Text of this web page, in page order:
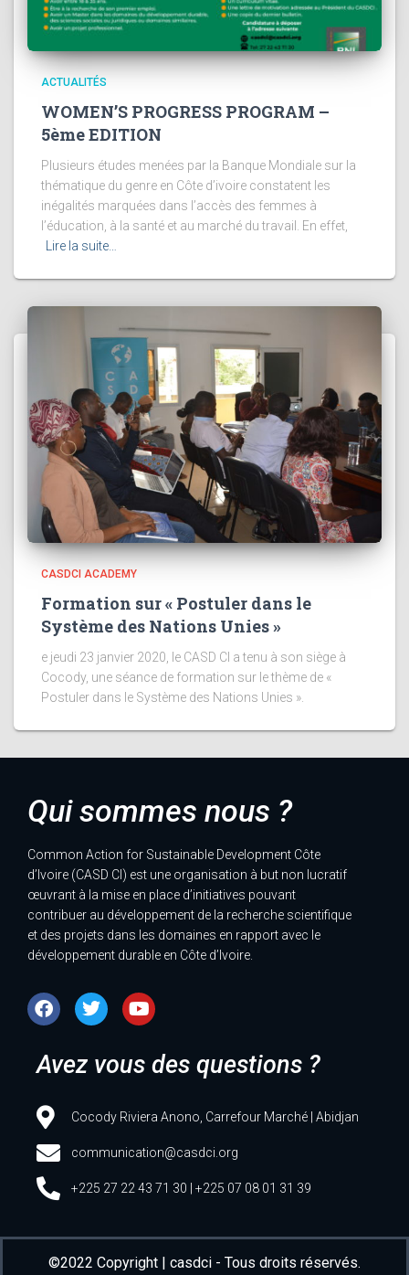
ACTUALITÉS
WOMEN’S PROGRESS PROGRAM –
5ème EDITION
Plusieurs études menées par la Banque Mondiale sur la
thématique du genre en Côte d’ivoire constatent les
inégalités marquées dans l’accès des femmes à
l’éducation, à la santé et au marché du travail. En effet,
Lire la suite…
CASDCI ACADEMY
Formation sur « Postuler dans le
Système des Nations Unies »
e jeudi 23 janvier 2020, le CASD CI a tenu à son siège à
Cocody, une séance de formation sur le thème de «
Postuler dans le Système des Nations Unies ».
Qui sommes nous ?
Common Action for Sustainable Development Côte
d’Ivoire (CASD CI) est une organisation à but non lucratif
œuvrant à la mise en place d’initiatives pouvant
contribuer au développement de la recherche scientifique
et des projets dans les domaines en rapport avec le
développement durable en Côte d’Ivoire.
Avez vous des questions ?
Cocody Riviera Anono, Carrefour Marché | Abidjan
communication@casdci.org
+225 27 22 43 71 30 | +225 07 08 01 31 39
©2022 Copyright | casdci - Tous droits réservés.